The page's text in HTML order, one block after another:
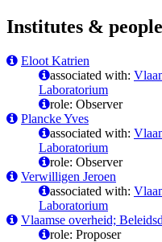
Institutes &
Eloot Katrien
associated with:
Laboratorium
role: Observer
Plancke Yves
associated with:
Laboratorium
role: Observer
Verwilligen Jeroen
associated with:
Laboratorium
Vlaamse overheid;
role: Proposer